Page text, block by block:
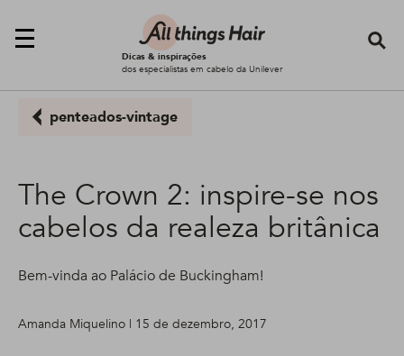
Dicas & inspirações
dos especialistas em cabelo da Unilever
penteados-vintage
The Crown 2: inspire-se nos
cabelos da realeza britânica
Bem-vinda ao Palácio de Buckingham!
Amanda Miquelino | 15 de dezembro, 2017